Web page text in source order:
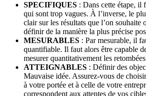
SPECIFIQUES : Dans cette étape, il
qui sont trop vagues. À l’inverse, le
clair sur les résultats que l’on souhaite
définir de la manière la plus précise
MESURABLES : Par mesurable, il
quantifiable. Il faut alors être capable
mesurer quantitativement les
ATTEIGNABLES : Définir des
Mauvaise idée. Assurez-vous de
à votre portée et à celle de votre
correspondent aux attentes de vos